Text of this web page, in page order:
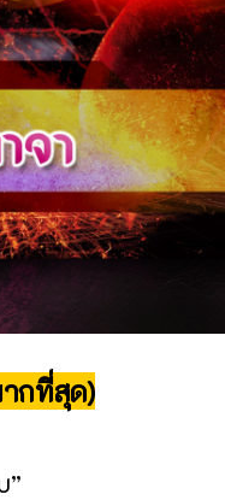
กที่สุด)
”